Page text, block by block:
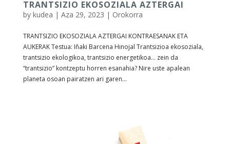
TRANTSIZIO EKOSOZIALA AZTERGAI
by kudea | Aza 29, 2023 | Orokorra
TRANTSIZIO EKOSOZIALA AZTERGAI KONTRAESANAK ETA
AUKERAK Testua: Iñaki Barcena Hinojal Trantsizioa ekosoziala,
trantsizio ekologikoa, trantsizio energetikoa… zein da
“trantsizio” kontzeptu horren esanahia? Nire uste apalean
planeta osoan pairatzen ari garen...